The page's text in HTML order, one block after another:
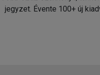
jegyzet. Évente 100+ új